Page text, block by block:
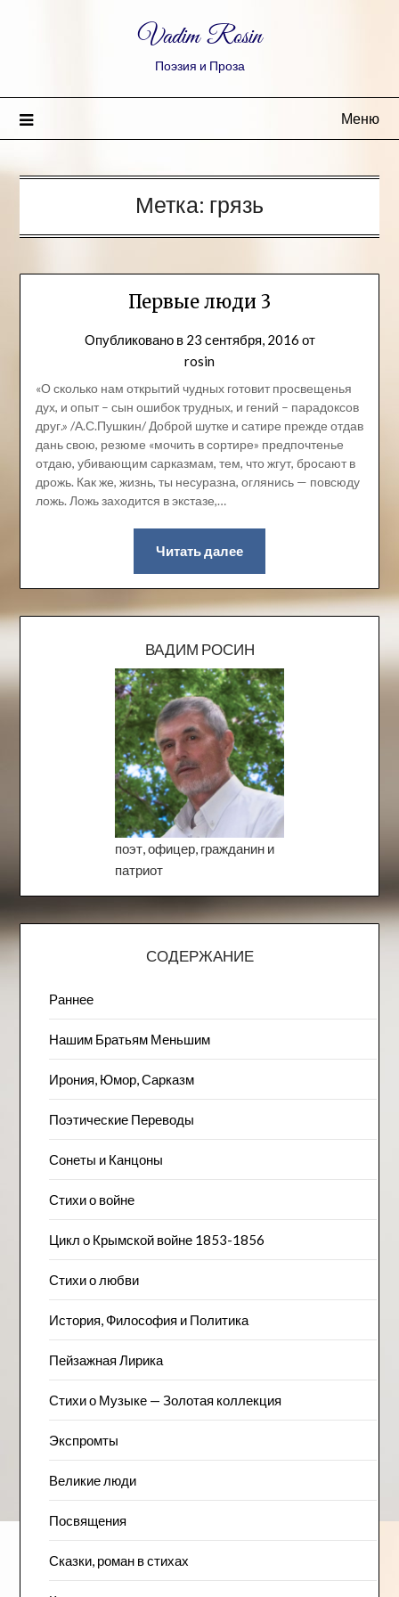
Vadim Rosin
Поэзия и Проза
Меню
Метка: грязь
Первые люди 3
Опубликовано в 23 сентября, 2016 от
rosin
«О сколько нам открытий чудных готовит просвещенья
дух, и опыт – сын ошибок трудных, и гений – парадоксов
друг.» /А.С.Пушкин/ Доброй шутке и сатире прежде отдав
дань свою, резюме «мочить в сортире» предпочтенье
отдаю, убивающим сарказмам, тем, что жгут, бросают в
дрожь. Как же, жизнь, ты несуразна, оглянись — повсюду
ложь. Ложь заходится в экстазе,…
Читать далее
ВАДИМ РОСИН
поэт, офицер, гражданин и
патриот
СОДЕРЖАНИЕ
Раннее
Нашим Братьям Меньшим
Ирония, Юмор, Сарказм
Поэтические Переводы
Сонеты и Канцоны
Стихи о войне
Цикл о Крымской войне 1853-1856
Стихи о любви
История, Философия и Политика
Пейзажна​я Лирика
Стихи о Музыке — Золотая коллекция
Экспромты
Великие люди
Посвящения
Сказки, роман в стихах